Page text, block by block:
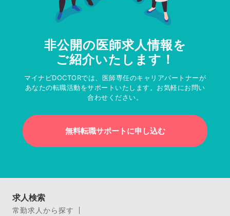
非公開の医師求人情報を
ご紹介いたします！
マイナビDOCTORでは、医師専任のキャリアパートナーが
あなたの転職活動をサポートいたします。お気軽にお問い
合わせください。
無料転職サポートに申し込む
求人検索
常勤求人から探す